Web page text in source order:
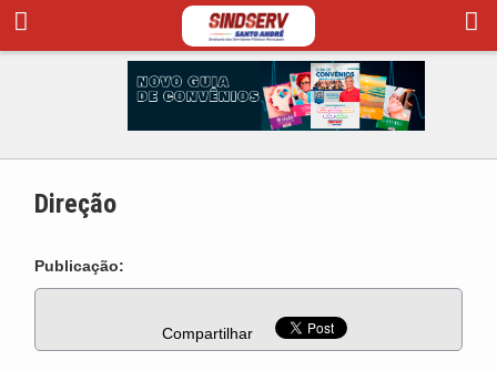
Direção
Publicação:
Compartilhar